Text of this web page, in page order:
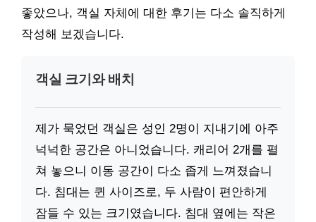
좋았으나, 객실 자체에 대한 후기는 다소 솔직하게
작성해 보겠습니다.
객실 크기와 배치
제가 묵었던 객실은 성인 2명이 지내기에 아주
넉넉한 공간은 아니었습니다. 캐리어 2개를 펼
쳐 놓으니 이동 공간이 다소 좁게 느껴졌습니
다. 침대는 퀸 사이즈로, 두 사람이 편안하게
잠들 수 있는 크기였습니다. 침대 옆에는 작은